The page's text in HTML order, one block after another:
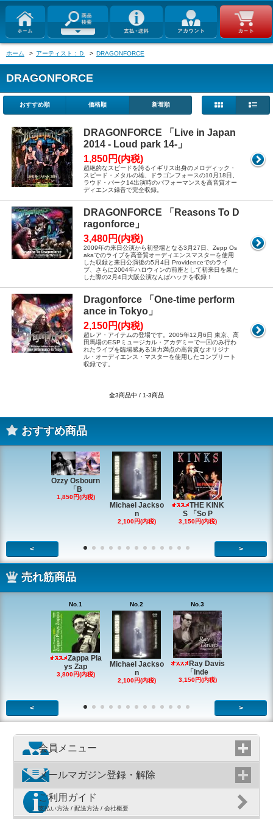
ホーム > アーティスト：Ｄ > DRAGONFORCE
DRAGONFORCE
おすすめ順 価格順 新着順
DRAGONFORCE 「Live in Japan
2014 - Loud park 14-」
1,850円(内税)
超絶的なスピードを誇るイギリス出身のメロディック・
スピード・メタルの雄、ドラゴンフォースの10月18日、
ラウド・パーク14出演時のパフォーマンスを高音質オー
ディエンス録音で完全収録。
DRAGONFORCE 「Reasons To D
ragonforce」
3,480円(内税)
2009年の来日公演から初登場となる3月27日、Zepp Os
akaでのライブを高音質オーディエンスマスターを使用
した収録と来日公演後の5月4日 Providenceでのライ
ブ、さらに2004年ハロウィンの前座として初来日を果た
した際の2月4日大阪公演なんばハッチを収録！
Dragonforce 「One-time perform
ance in Tokyo」
2,150円(内税)
超レア・アイテムの登場です。2005年12月6日 東京、高
田馬場のESPミュージカル・アカデミーで一回のみ行わ
れたライブを臨場感ある迫力満点の高音質なオリジナ
ル・オーディエンス・マスターを使用したコンプリート
収録です。
全3商品中 / 1-3商品
おすすめ商品
Ozzy Osbourn
「B
1,850円(内税)
Michael Jackso
n
2,100円(内税)
THE KINK
S 「So P
3,150円(内税)
< >
売れ筋商品
No.1
Zappa Pla
ys Zap
3,800円(内税)
No.2
Michael Jackso
n
2,100円(内税)
No.3
Ray Davis
「Inde
3,150円(内税)
< >
会員メニュー
メールマガジン登録・解除
ご利用ガイド
支払い方法 / 配送方法 / 会社概要